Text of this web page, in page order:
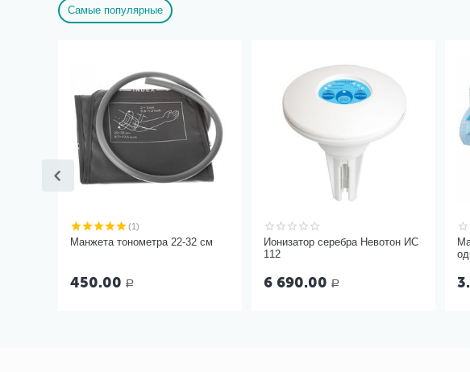
Самые популярные
(1)
Манжета тонометра 22-32 см
450.00 Р
Ионизатор серебра Невотон ИС
112
6 690.00 Р